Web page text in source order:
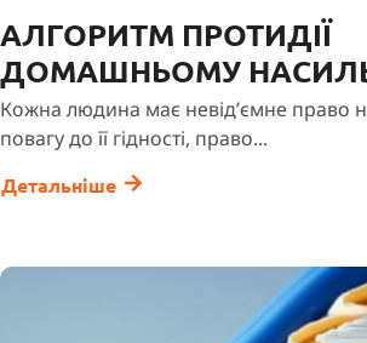
АЛГОРИТМ ПРОТИДІЇ
ДОМАШНЬОМУ
Кожна людина має невід’ємне право
повагу до її гідності, право...
Детальніше